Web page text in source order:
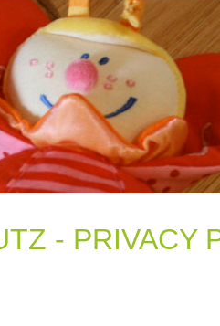
- PRIVACY